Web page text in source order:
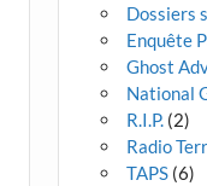
Dossiers
Enquête
Ghost
National
R.I.P. (2)
Radio
TAPS (6)